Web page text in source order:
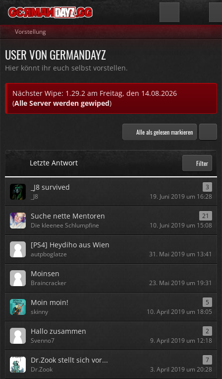
Vorstellung
USER VON GERMANDAYZ
Hier könnt ihr euch selbst vorstellen.
Nächster Wipe: 1.29.2 am Freitag, den 14.08.2026
(Alle Server werden gewiped)
Alle als gelesen markieren
Letzte Antwort Filter
_J8 survived
3
_J8
19. Juni 2019 um 16:28
Suche nette Mentoren
21
Die kleenee Schlumpfine
10. Juni 2019 um 15:08
[PS4] Heydiho aus Wien
autpboglatze 31. Mai 2019 um 13:41
Moinsen
Braincracker 23. Mai 2019 um 19:31
Moin moin!
5
skinny
10. April 2019 um 18:05
Hallo zusammen
2
Svenno7
9. April 2019 um 12:18
Dr.Zook stellt sich vor...
7
Dr.Zook
3. April 2019 um 20:28